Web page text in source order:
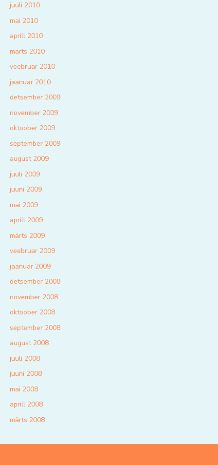
juuli 2010
mai 2010
aprill 2010
märts 2010
veebruar 2010
jaanuar 2010
detsember 2009
november 2009
oktoober 2009
september 2009
august 2009
juuli 2009
juuni 2009
mai 2009
aprill 2009
märts 2009
veebruar 2009
jaanuar 2009
detsember 2008
november 2008
oktoober 2008
september 2008
august 2008
juuli 2008
juuni 2008
mai 2008
aprill 2008
märts 2008